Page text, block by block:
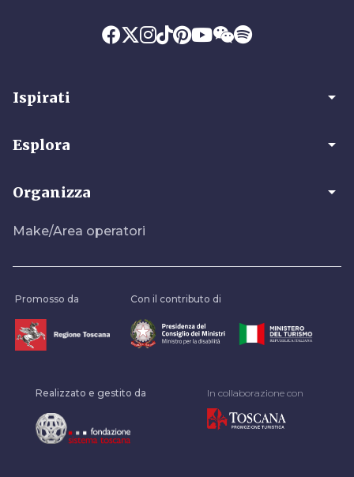
Ispirati arrow_drop_down
Esplora arrow_drop_down
Organizza arrow_drop_down
Make/Area operatori
Promosso da Con il contributo di
Realizzato e gestito da In collaborazione con